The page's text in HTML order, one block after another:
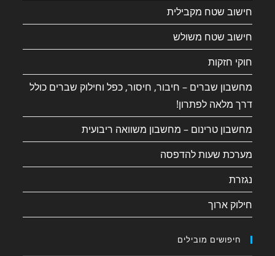
חישוב שטח מקבילית
חישוב שטח משולש
חוקי חזקות
מחשבון שברים – חיבור, חיסור, כפל וחילוק שברים כולל
דרך מלאה לפתרון!
מחשבון טרינום – מחשבון משוואה ריבועית
מערכת שעות להדפסה
נגזרת
חילוק ארוך
חיפושים מובילים